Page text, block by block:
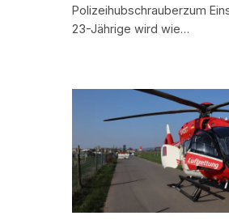
Polizeihubschrauberzum
23-Jährige wird wie…